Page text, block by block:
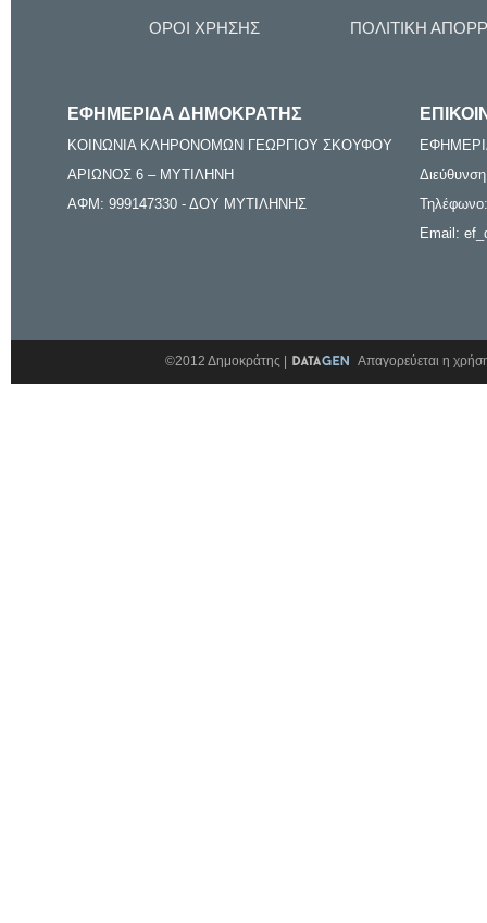
ΟΡΟΙ ΧΡΗΣΗΣ ΠΟΛΙΤΙΚΗ
ΕΦΗΜΕΡΙΔΑ ΔΗΜΟΚΡΑΤΗΣ
ΚΟΙΝΩΝΙΑ ΚΛΗΡΟΝΟΜΩΝ ΓΕΩΡΓΙΟΥ ΣΚΟΥΦΟΥ
ΑΡΙΩΝΟΣ 6 – ΜΥΤΙΛΗΝΗ
ΑΦΜ: 999147330 - ΔΟΥ ΜΥΤΙΛΗΝΗΣ
Email:
©2012 Δημοκράτης | Απαγορεύεται η